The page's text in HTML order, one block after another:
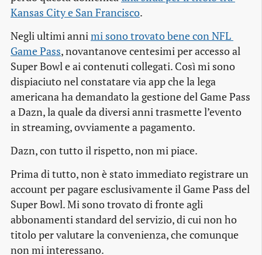
Kansas City e San Francisco.
Negli ultimi annimi sono trovato bene con NFL
Game Pass, novantanove centesimi per accesso al
Super Bowl e ai contenuti collegati. Così mi sono
dispiaciuto nel constatare via app che la lega
americana ha demandato la gestione del Game Pass
a Dazn, la quale da diversi anni trasmette l’evento
in streaming, ovviamente a pagamento.
Dazn, con tutto il rispetto, non mi piace.
Prima di tutto, non è stato immediato registrare un
account per pagare esclusivamente il Game Pass del
Super Bowl. Mi sono trovato di fronte agli
abbonamenti standard del servizio, di cui non ho
titolo per valutare la convenienza, che comunque
non mi interessano.